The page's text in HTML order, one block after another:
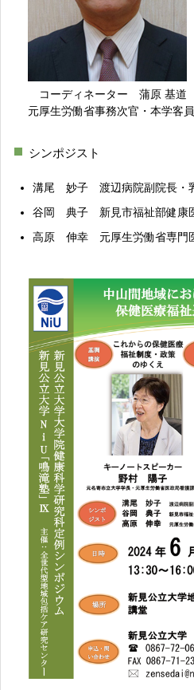
コーディネーター 蒲原 基道
元厚生労働省事務次官・本学客
シンポジスト
溝尾 妙子 渡辺病院副院長・
谷岡 典子 新見市福祉部健康
高原 伸幸 元厚生労働省専門